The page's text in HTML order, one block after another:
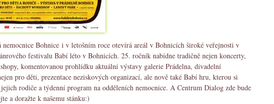
nemocnice Bohnice i v letošním roce otevírá areál v Bohnicích široké veřejnosti v
festivalu Babí léto v Bohnicích. 25. ročník nabídne tradičně nejen koncerty,
komentovanou prohlídku aktuální výstavy galerie Prádelna, divadelní
pro děti, prezentace neziskových organizací, ale nově také Babí hru, kterou si
rodiče a týdenní program na odděleních nemocnice. A Centrum Dialog zde bude
a doražte k našemu stánku:)